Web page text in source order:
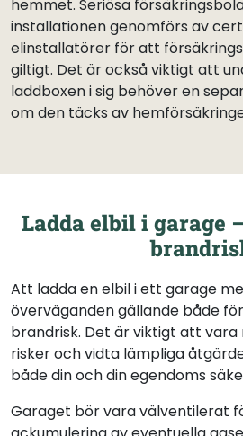
hemmet. Seriösa
installationen genomförs av
elinstallatörer för att
giltigt. Det är också viktigt att
laddboxen i sig behöver en
om den täcks av
Ladda elbil i garage
Att ladda en elbil i ett garage
överväganden gällande både
brandrisk. Det är viktigt att
risker och vidta lämpliga
både din och din egendoms
Garaget bör vara välventilerat